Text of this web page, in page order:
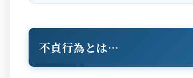
不貞行為とは…